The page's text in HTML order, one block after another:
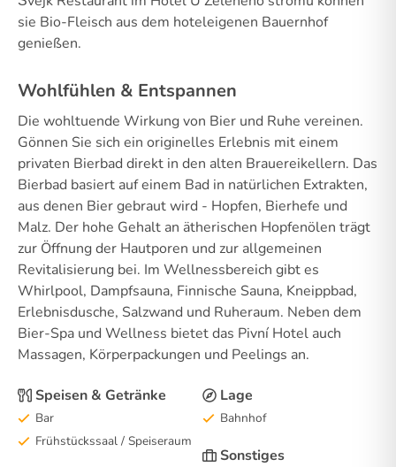
sie Bio-Fleisch aus dem hoteleigenen Bauernhof
genießen.
Wohlfühlen & Entspannen
Die wohltuende Wirkung von Bier und Ruhe vereinen.
Gönnen Sie sich ein originelles Erlebnis mit einem
privaten Bierbad direkt in den alten Brauereikellern. Das
Bierbad basiert auf einem Bad in natürlichen Extrakten,
aus denen Bier gebraut wird - Hopfen, Bierhefe und
Malz. Der hohe Gehalt an ätherischen Hopfenölen trägt
zur Öffnung der Hautporen und zur allgemeinen
Revitalisierung bei. Im Wellnessbereich gibt es
Whirlpool, Dampfsauna, Finnische Sauna, Kneippbad,
Erlebnisdusche, Salzwand und Ruheraum. Neben dem
Bier-Spa und Wellness bietet das Pivní Hotel auch
Massagen, Körperpackungen und Peelings an.
Speisen & Getränke
Bar
Frühstückssaal / Speiseraum
Lage
Bahnhof
Sonstiges